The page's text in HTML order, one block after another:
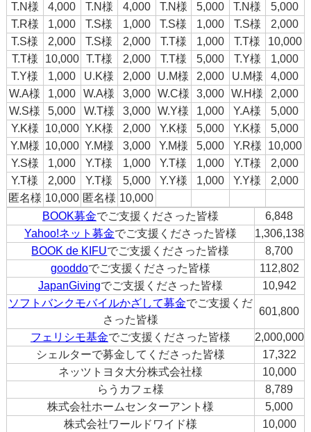
T.N様
4,000 T.N様 4,000 T.N様 5,000 T.N様
5,000
T.R様
1,000 T.S様 1,000 T.S様 1,000 T.S様
2,000
T.S様
2,000 T.S様 2,000 T.T様 1,000 T.T様
10,000
T.T様
10,000 T.T様 2,000 T.T様 5,000 T.Y様
1,000
T.Y様
1,000 U.K様 2,000 U.M様 2,000 U.M様
4,000
W.A様
1,000 W.A様 3,000 W.C様 3,000 W.H様
2,000
W.S様
5,000 W.T様 3,000 W.Y様 1,000 Y.A様
5,000
Y.K様
10,000 Y.K様 2,000 Y.K様 5,000 Y.K様
5,000
Y.M様 10,000 Y.M様 3,000 Y.M様 5,000 Y.R様
10,000
Y.S様
1,000 Y.T様 1,000 Y.T様 1,000 Y.T様
2,000
Y.T様
2,000 Y.T様 5,000 Y.Y様 1,000 Y.Y様
2,000
匿名様 10,000 匿名様 10,000
BOOK募金でご支援くださった皆様
6,848
Yahoo!ネット募金でご支援くださった皆様
1,306,138
BOOK de KIFUでご支援くださった皆様
8,700
gooddoでご支援くださった皆様
112,802
JapanGivingでご支援くださった皆様
10,942
ソフトバンクモバイルかざして募金でご支援くだ
さった皆様
601,800
フェリシモ基金でご支援くださった皆様
2,000,000
シェルターで募金してくださった皆様
17,322
ネッツトヨタ大分株式会社様
10,000
らうカフェ様
8,789
株式会社ホームセンターアント様
5,000
株式会社ワールドワイド様
10,000